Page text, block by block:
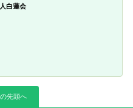
先頭へ
白蓮会